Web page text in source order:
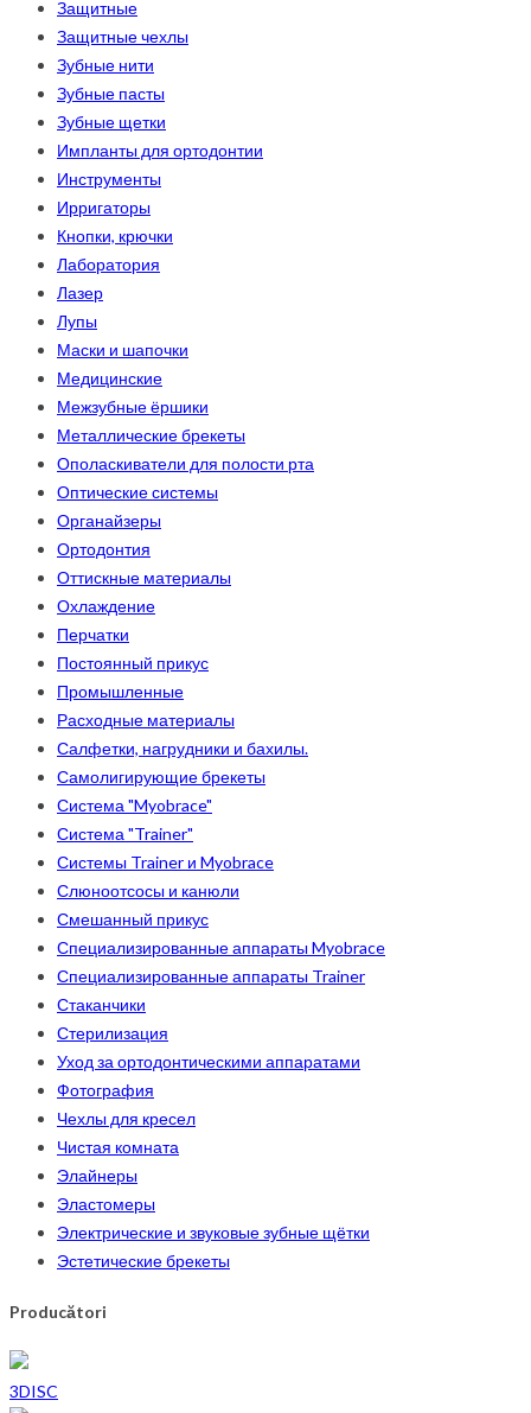
Защитные
Защитные чехлы
Зубные нити
Зубные пасты
Зубные щетки
Импланты для ортодонтии
Инструменты
Ирригаторы
Кнопки, крючки
Лаборатория
Лазер
Лупы
Маски и шапочки
Медицинские
Межзубные ёршики
Металлические брекеты
Ополаскиватели для полости рта
Оптические системы
Органайзеры
Ортодонтия
Оттискные материалы
Охлаждение
Перчатки
Постоянный прикус
Промышленные
Расходные материалы
Салфетки, нагрудники и бахилы.
Самолигирующие брекеты
Система "Myobrace"
Система "Trainer"
Системы Trainer и Myobrace
Слюноотсосы и канюли
Смешанный прикус
Специализированные аппараты Myobrace
Специализированные аппараты Trainer
Стаканчики
Стерилизация
Уход за ортодонтическими аппаратами
Фотография
Чехлы для кресел
Чистая комната
Элайнеры
Эластомеры
Электрические и звуковые зубные щётки
Эстетические брекеты
Producători
3DISC